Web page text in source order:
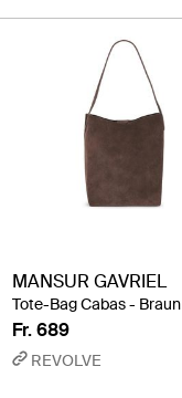
MANSUR GAVRIEL
Tote-Bag Cabas - Braun
Fr. 689
REVOLVE